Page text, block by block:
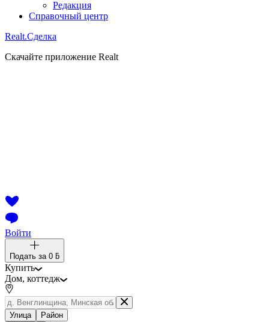
Редакция
Справочный центр
Realt.Сделка
Скачайте приложение Realt
Войти
Подать за 0 ƃ
Купить
Дом, коттедж
Улица Район